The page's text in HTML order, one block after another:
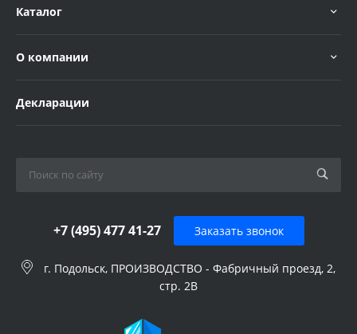
Каталог
О компании
Декларации
+7 (495) 477 41-27
г. Подольск, ПРОИЗВОДСТВО - Фабричный проезд, 2,
стр. 2В
Заказать звонок